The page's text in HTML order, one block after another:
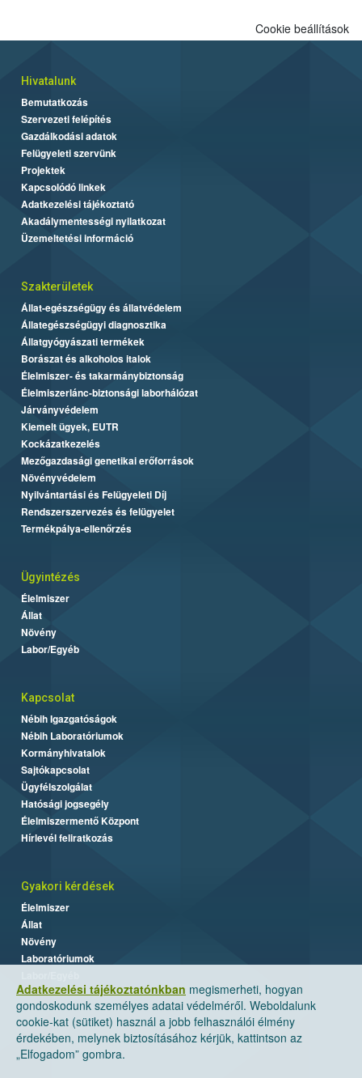
Adatkezelési tájékoztatónkban megismerheti, hogyan
gondoskodunk személyes adatai védelméről. Weboldalunk
cookie-kat (sütiket) használ a jobb felhasználói élmény
érdekében, melynek biztosításához kérjük, kattintson az
„Elfogadom” gombra.
Cookie beállítások
Hivatalunk
Bemutatkozás
Szervezeti felépítés
Gazdálkodási adatok
Felügyeleti szervünk
Projektek
Kapcsolódó linkek
Adatkezelési tájékoztató
Akadálymentességi nyilatkozat
Üzemeltetési információ
Szakterületek
Állat-egészségügy és állatvédelem
Állategészségügyi diagnosztika
Állatgyógyászati termékek
Borászat és alkoholos italok
Élelmiszer- és takarmánybiztonság
Élelmiszerlánc-biztonsági laborhálózat
Járványvédelem
Kiemelt ügyek, EUTR
Kockázatkezelés
Mezőgazdasági genetikai erőforrások
Növényvédelem
Nyilvántartási és Felügyeleti Díj
Rendszerszervezés és felügyelet
Termékpálya-ellenőrzés
Ügyintézés
Élelmiszer
Állat
Növény
Labor/Egyéb
Kapcsolat
Nébih Igazgatóságok
Nébih Laboratóriumok
Kormányhivatalok
Sajtókapcsolat
Ügyfélszolgálat
Hatósági jogsegély
Élelmiszermentő Központ
Hírlevél feliratkozás
Gyakori kérdések
Élelmiszer
Állat
Növény
Laboratóriumok